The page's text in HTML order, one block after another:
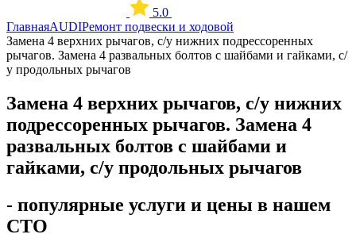
5.0
ГлавнаяAUDIРемонт подвески и ходовой
Замена 4 верхних рычагов, с/у нижних подрессоренных
рычагов. Замена 4 развальных болтов с шайбами и гайками, с/
у продольных рычагов
Замена 4 верхних рычагов, с/у нижних
подрессоренных рычагов. Замена 4
развальных болтов с шайбами и
гайками, с/у продольных рычагов
- популярные услуги и цены в нашем
СТО